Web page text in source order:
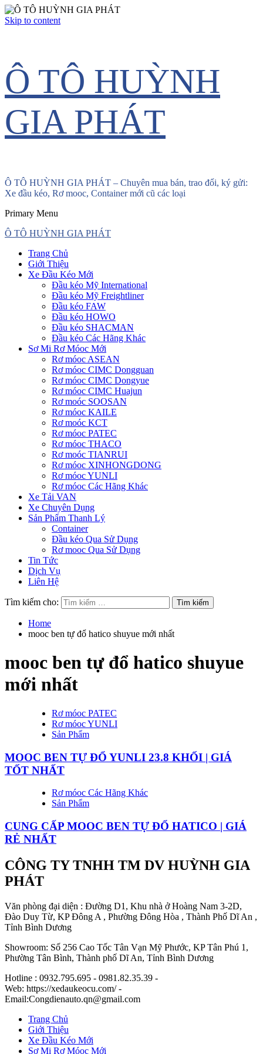
Skip to content
Ô TÔ HUỲNH
GIA PHÁT
Ô TÔ HUỲNH GIA PHÁT – Chuyên mua bán, trao đổi, ký gửi:
Xe đầu kéo, Rơ mooc, Container mới cũ các loại
Primary Menu
Ô TÔ HUỲNH GIA PHÁT
Trang Chủ
Giới Thiệu
Xe Đầu Kéo Mới
Đầu kéo Mỹ International
Đầu kéo Mỹ Freightliner
Đầu kéo FAW
Đầu kéo HOWO
Đầu kéo SHACMAN
Đầu kéo Các Hãng Khác
Sơ Mi Rơ Móoc Mới
Rơ móoc ASEAN
Rơ móoc CIMC Dongguan
Rơ móoc CIMC Dongyue
Rơ móoc CIMC Huajun
Rơ moóc SOOSAN
Rơ móoc KAILE
Rơ moóc KCT
Rơ móoc PATEC
Rơ móoc THACO
Rơ moóc TIANRUI
Rơ móoc XINHONGDONG
Rơ móoc YUNLI
Rơ móoc Các Hãng Khác
Xe Tải VAN
Xe Chuyên Dụng
Sản Phẩm Thanh Lý
Container
Đầu kéo Qua Sử Dụng
Rơ mooc Qua Sử Dụng
Tin Tức
Dịch Vụ
Liên Hệ
Tìm kiếm cho:
Home
mooc ben tự đổ hatico shuyue mới nhất
mooc ben tự đổ hatico shuyue
mới nhất
Rơ móoc PATEC
Rơ móoc YUNLI
Sản Phẩm
MOOC BEN TỰ ĐỔ YUNLI 23.8 KHỐI | GIÁ
TỐT NHẤT
Rơ móoc Các Hãng Khác
Sản Phẩm
CUNG CẤP MOOC BEN TỰ ĐỔ HATICO | GIÁ
RẺ NHẤT
CÔNG TY TNHH TM DV HUỲNH GIA
PHÁT
Văn phòng đại diện : Đường D1, Khu nhà ở Hoàng Nam 3-2D,
Đào Duy Từ, KP Đông A , Phường Đông Hòa , Thành Phố Dĩ An ,
Tỉnh Bình Dương
Showroom: Số 256 Cao Tốc Tân Vạn Mỹ Phước, KP Tân Phú 1,
Phường Tân Bình, Thành phố Dĩ An, Tỉnh Bình Dương
Hotline : 0932.795.695 - 0981.82.35.39 -
Web: https://xedaukeocu.com/ -
Email:Congdienauto.qn@gmail.com
Trang Chủ
Giới Thiệu
Xe Đầu Kéo Mới
Sơ Mi Rơ Móoc Mới